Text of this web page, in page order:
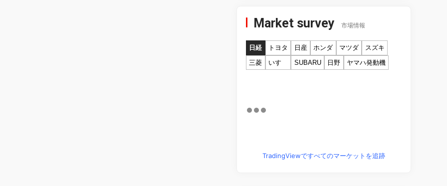
Market survey 市場情報
日経 トヨタ 日産 ホンダ マツダ
スズキ
三菱
いすゞ SUBARU 日野 ヤマハ発動機
TradingViewですべてのマーケットを追跡